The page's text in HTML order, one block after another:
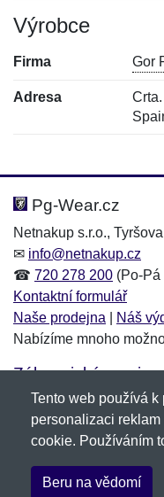
Výrobce
Firma Gor
Adresa
Hodnocení:
Jméno: *
Zpráva*
Jméno:
E-mail:*
Pg-Wear.cz
Netnakup s.r.o.,
✉ info@netnakup.cz
☎ 720 278 200 (Po-Pá
Kontaktní formulář
Naše prodejna
Náš
Nabízíme mnoho
Zákaznický servis
Novinky emailem
Copyright © 2007-
Tento web používá
personalizaci
cookie. Používáním
Beru na vědomí